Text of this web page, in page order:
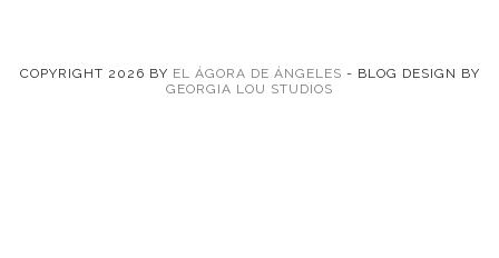
COPYRIGHT 2026 BY EL ÁGORA DE ÁNGELES - BLOG DESIGN BY
GEORGIA LOU STUDIOS